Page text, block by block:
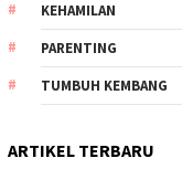
KEHAMILAN
PARENTING
TUMBUH KEMBANG
ARTIKEL TERBARU